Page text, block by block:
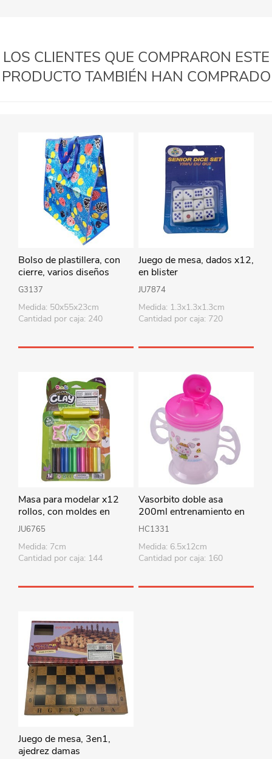
LOS CLIENTES QUE COMPRARON ESTE
PRODUCTO TAMBIÉN HAN COMPRADO
Bolso de plastillera, con
cierre, varios diseños
G3137
Medida: 50x55x23cm
Cantidad por caja: 240
Juego de mesa, dados x12,
en blister
JU7874
Medida: 1.3x1.3x1.3cm
Cantidad por caja: 720
Masa para modelar x12
rollos, con moldes en
blister
JU6765
Medida: 7cm
Cantidad por caja: 144
Vasorbito doble asa
200ml entrenamiento en
bolsa, varios colores
HC1331
Medida: 6.5x12cm
Cantidad por caja: 160
Juego de mesa, 3en1,
ajedrez damas